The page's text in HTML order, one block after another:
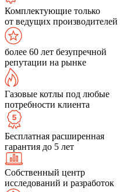
Комплектующие только
от ведущих производителей
более 60 лет безупречной
репутации на рынке
Газовые котлы под любые
потребности клиента
Бесплатная расширенная
гарантия до 5 лет
Собственный центр
исследований и разработок